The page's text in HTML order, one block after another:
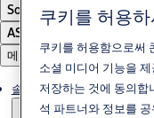
South Korea ·한국어
ASSA ABLOY Group
메뉴
솔루션
쿠키를 허용
쿠키를 허용함으로써
소셜 미디어 기능을
저장하는 것에 동의합
석 파트너와 정보를